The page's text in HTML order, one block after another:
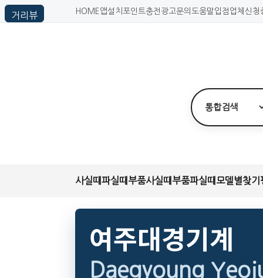
HOME 앱설치 포인트충전 광고문의 도움말입점업체신청
사실때파실때 부품사실때 부품파실때 모델별찾기
여주대경기계
Daegyoung